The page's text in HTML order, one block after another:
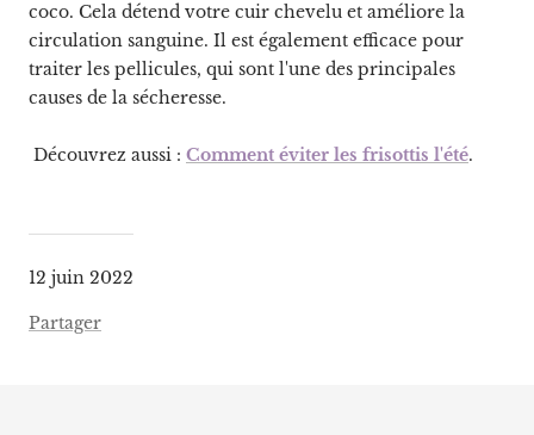
12 juin 2022
Partager
coco. Cela détend votre cuir chevelu et améliore la
circulation sanguine. Il est également efficace pour
traiter les pellicules, qui sont l'une des principales
causes de la sécheresse.
Découvrez aussi : Comment éviter les frisottis l'été.